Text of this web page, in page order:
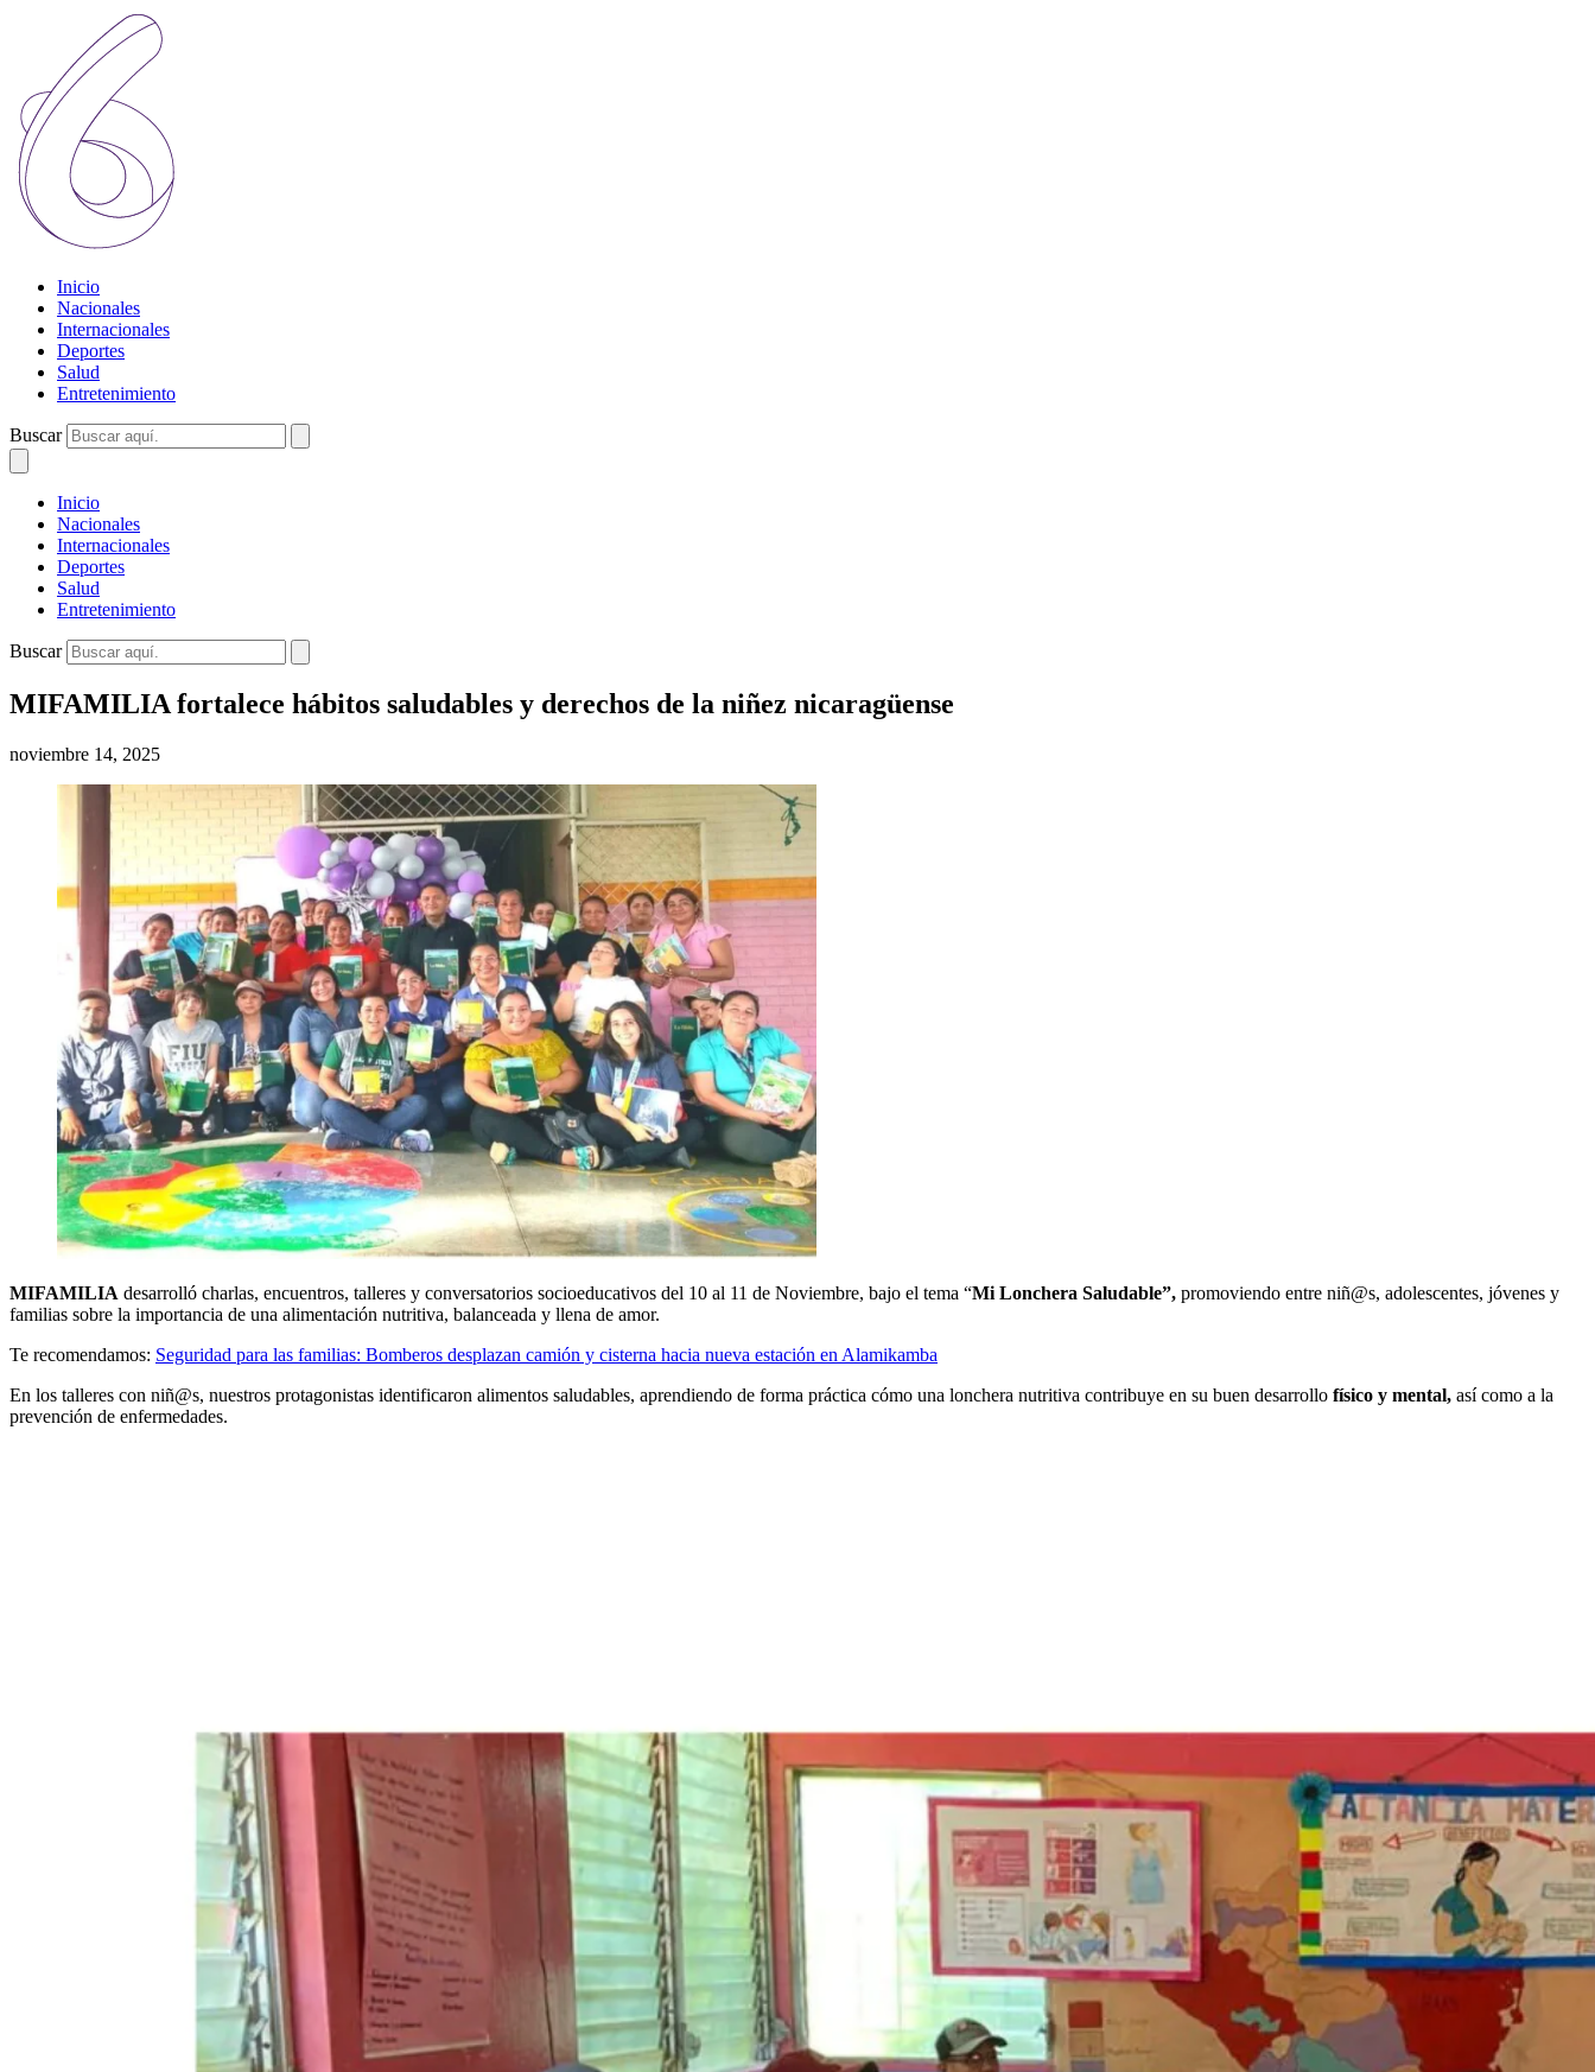
Inicio
Nacionales
Internacionales
Deportes
Salud
Entretenimiento
Buscar
Inicio
Nacionales
Internacionales
Deportes
Salud
Entretenimiento
Buscar
MIFAMILIA fortalece hábitos saludables y derechos de la niñez nicaragüense
noviembre 14, 2025
MIFAMILIA desarrolló charlas, encuentros, talleres y conversatorios socioeducativos del 10 al 11 de Noviembre, bajo el tema “Mi Lonchera Saludable”, promoviendo entre niñ@s, adolescentes, jóvenes y
familias sobre la importancia de una alimentación nutritiva, balanceada y llena de amor.
Te recomendamos: Seguridad para las familias: Bomberos desplazan camión y cisterna hacia nueva estación en Alamikamba
En los talleres con niñ@s, nuestros protagonistas identificaron alimentos saludables, aprendiendo de forma práctica cómo una lonchera nutritiva contribuye en su buen desarrollo físico y mental, así como a la
prevención de enfermedades.